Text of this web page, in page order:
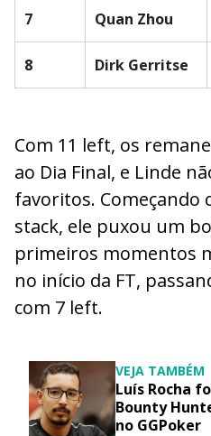
7
Quan Zhou
8
Dirk Gerritse
Com 11 left, os
ao Dia Final, e Linde
favoritos.
stack, ele puxou um
primeiros momentos
no início da FT,
com 7 left.
VEJA TAMBÉM
Luís Rocha
Bounty
no GGPoker